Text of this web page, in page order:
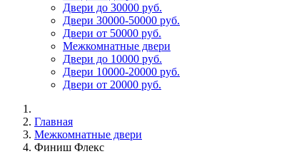
Двери до 30000 руб.
Двери 30000-50000 руб.
Двери от 50000 руб.
Межкомнатные двери
Двери до 10000 руб.
Двери 10000-20000 руб.
Двери от 20000 руб.
Главная
Межкомнатные двери
Финиш Флекс